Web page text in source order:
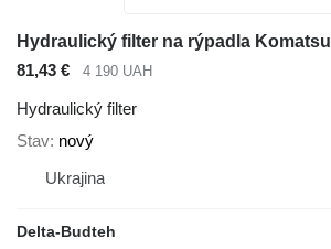
Hydraulický filter na rýpadla Komatsu
81,43 €
4 190 UAH
Hydraulický filter
Stav nový
Ukrajina
Delta-Budteh